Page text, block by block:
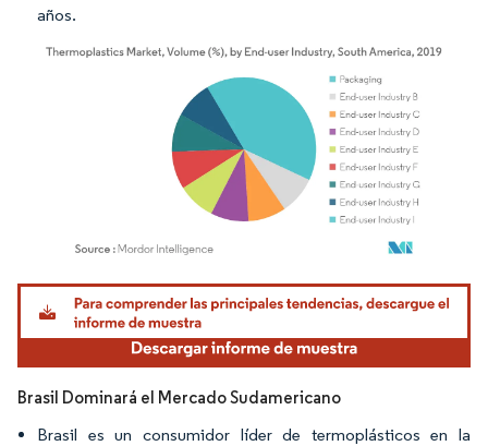
años.
Imagen © Mordor Intelligence. El uso requiere atribución según CC BY 4.0.
Brasil Dominará el Mercado Sudamericano
Brasil es un consumidor líder de termoplásticos en la